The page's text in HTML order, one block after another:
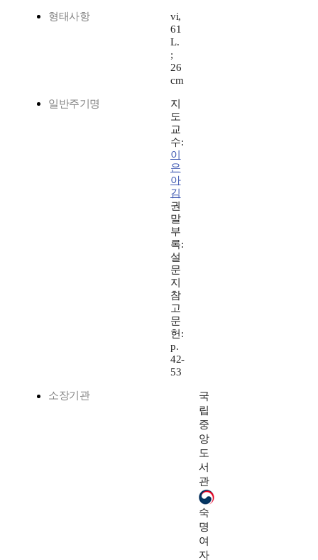
형태사항
vi,
61
L.
;
26
cm
일반주기명
지
도
교
수:
이
은
아
김
권
말
부
록:
설
문
지
참
고
문
헌:
p.
42-
53
소장기관
국
립
중
앙
도
서
관
숙
명
여
자